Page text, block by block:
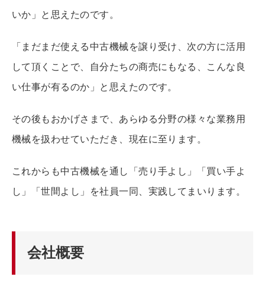
いか」と思えたのです。
「まだまだ使える中古機械を譲り受け、次の方に活用
して頂くことで、自分たちの商売にもなる、こんな良
い仕事が有るのか」と思えたのです。
その後もおかげさまで、あらゆる分野の様々な業務用
機械を扱わせていただき、現在に至ります。
これからも中古機械を通し「売り手よし」「買い手よ
し」「世間よし」を社員一同、実践してまいります。
会社概要